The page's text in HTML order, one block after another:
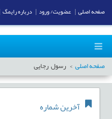
صفحه اصلی رسول رجایی
آخرین شماره
صفحه اصلی عضویت/ ورود درباره رایمگ